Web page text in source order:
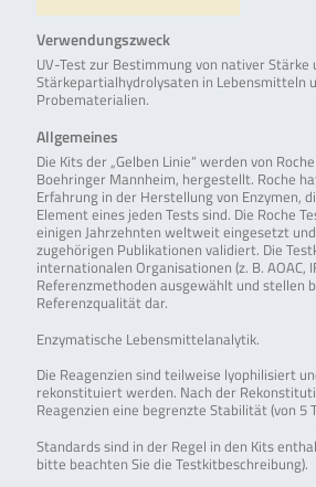
Verwendungszweck
UV-Test zur Bestimmung von nativer Stärke
Stärkepartialhydrolysaten in Lebensmitteln
Probematerialien.
Allgemeines
Die Kits der „Gelben Linie“ werden von
Boehringer Mannheim, hergestellt. Roche
Erfahrung in der Herstellung von Enzymen,
Element eines jeden Tests sind. Die Roche
einigen Jahrzehnten weltweit eingesetzt
zugehörigen Publikationen validiert. Die
internationalen Organisationen (z. B. AOAC,
Referenzmethoden ausgewählt und stellen
Referenzqualität dar.
Enzymatische Lebensmittelanalytik.
Die Reagenzien sind teilweise lyophilisiert
rekonstituiert werden. Nach der
Reagenzien eine begrenzte Stabilität (von 5
Standards sind in der Regel in den Kits
bitte beachten Sie die Testkitbeschreibung).